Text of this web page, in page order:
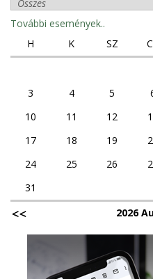
s
További események..
H
K SZ
3
4 5
10
11 12
17
18 19
24
25 26
31
2026